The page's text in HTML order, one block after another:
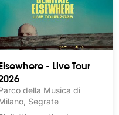
- Live Tour
della Musica di
Segrate